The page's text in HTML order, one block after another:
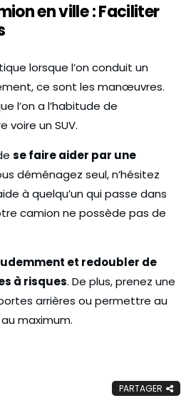
en ville : Faciliter
lorsque l’on conduit un
ce sont les manœuvres.
l’on a l’habitude de
un SUV.
se faire aider par une
déménagez seul, n’hésitez
à quelqu’un qui passe dans
camion ne possède pas de
et redoubler de
à risques. De plus, prenez une
arrières ou permettre au
maximum.
PARTAGER